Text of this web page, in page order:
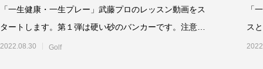
「一生健康・一生プレー」武藤プロのレッスン動画をス
タートします。第１弾は硬い砂のバンカーです。注意事
項として動画は一方通行の情報に
2022.08.30 Golf
「
ス
紹